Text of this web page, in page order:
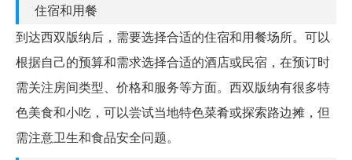
住宿和用餐
到达西双版纳后，需要选择合适的住宿和用餐场所。可以
根据自己的预算和需求选择合适的酒店或民宿，在预订时
需关注房间类型、价格和服务等方面。西双版纳有很多特
色美食和小吃，可以尝试当地特色菜肴或探索路边摊，但
需注意卫生和食品安全问题。